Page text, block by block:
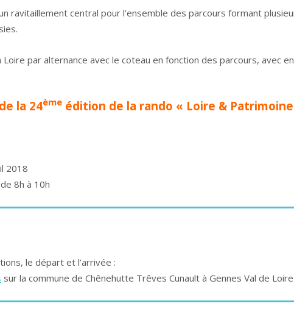
ravitaillement central pour l’ensemble des parcours formant
par alternance avec le coteau en fonction des parcours, avec
la 24ème édition de la rando « Loire & Patrimoine
2018
8h à 10h
le départ et l’arrivée :
sur la commune de Chênehutte Trêves Cunault à Gennes Val de Loire